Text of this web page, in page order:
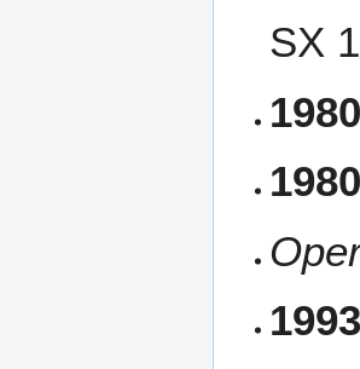
SX
1980
1980
1993